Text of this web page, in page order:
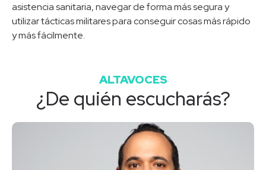
asistencia sanitaria, navegar de forma más segura y
utilizar tácticas militares para conseguir cosas más rápido
y más fácilmente.
ALTAVOCES
¿De quién escucharás?